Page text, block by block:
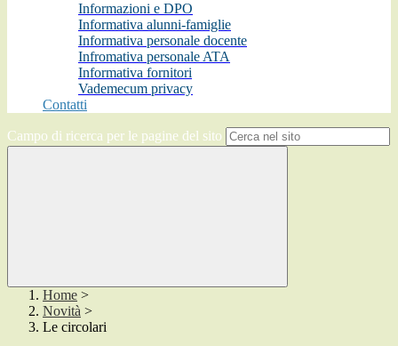
Informazioni e DPO
Informativa alunni-famiglie
Informativa personale docente
Infromativa personale ATA
Informativa fornitori
Vademecum privacy
Contatti
Campo di ricerca per le pagine del sito
Home >
Novità >
Le circolari